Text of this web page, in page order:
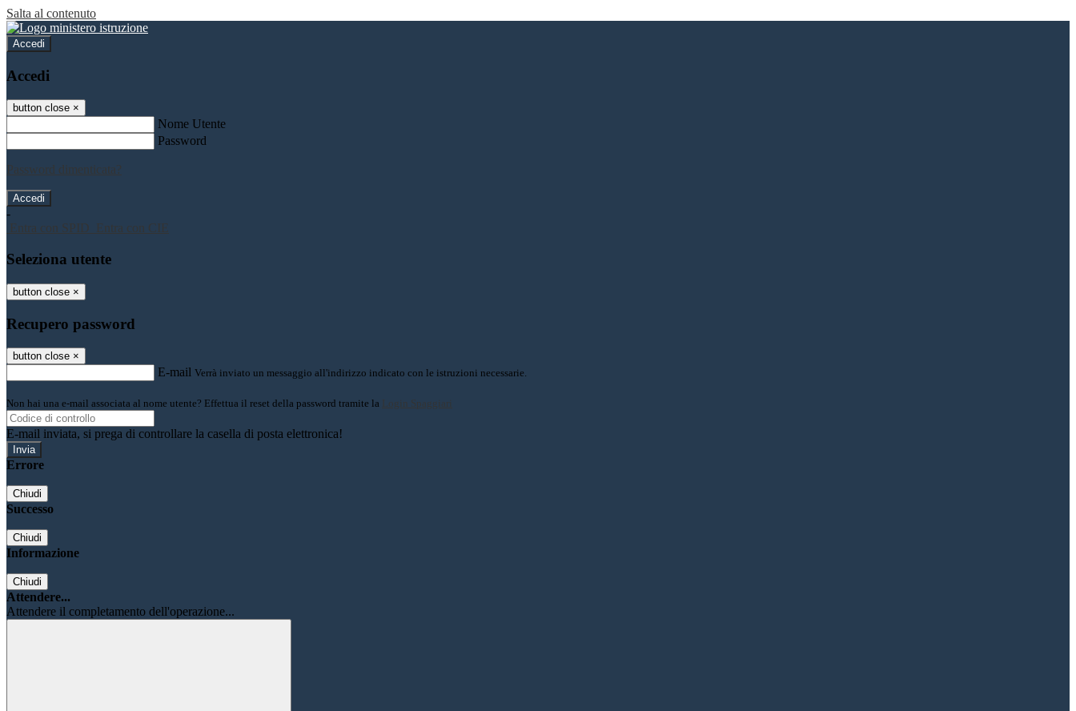
Salta al contenuto
Accedi
Accedi
button close ×
Nome Utente
Password
Password dimenticata?
-
Entra con SPID
Entra con CIE
Seleziona utente
button close ×
Recupero password
button close ×
E-mail Verrà inviato un messaggio all'indirizzo indicato con le istruzioni necessarie.
Non hai una e-mail associata al nome utente? Effettua il reset della password tramite la Login Spaggiari
E-mail inviata, si prega di controllare la casella di posta elettronica!
Errore
Chiudi
Successo
Chiudi
Informazione
Chiudi
Attendere...
Attendere il completamento dell'operazione...